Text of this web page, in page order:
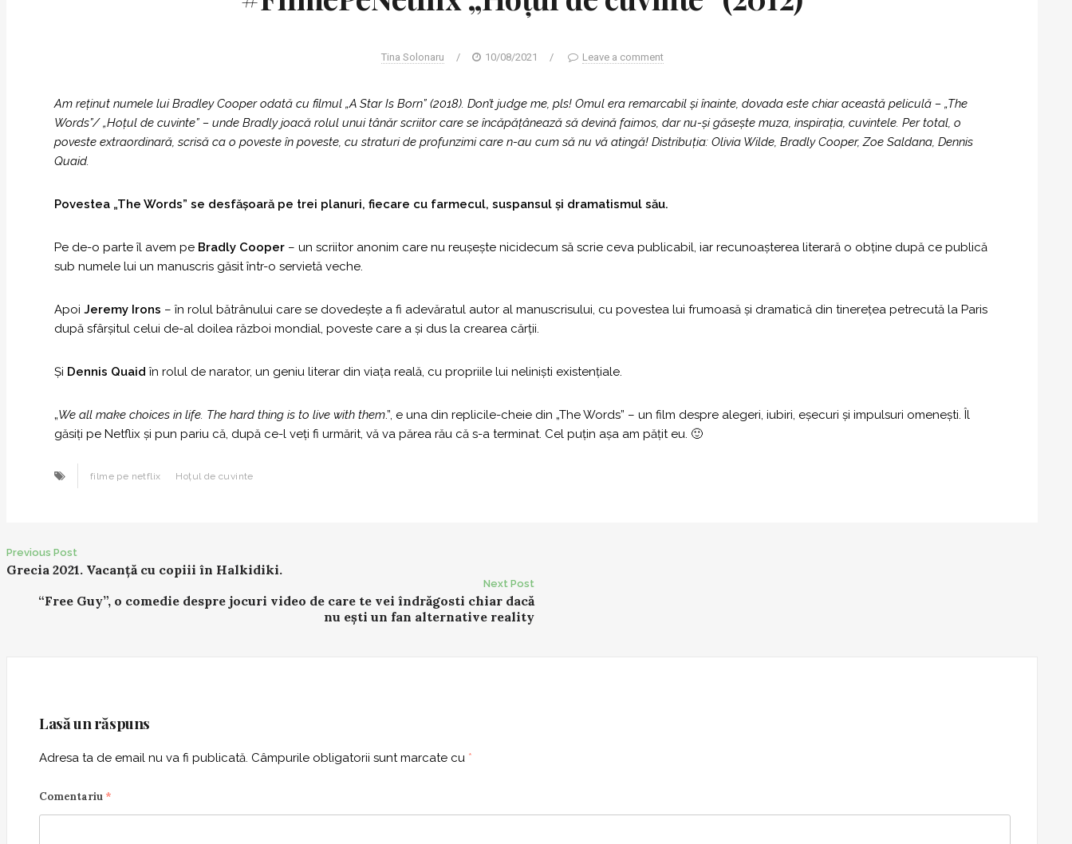
Tina Solonaru / 10/08/2021 / Leave a comment
Am reținut numele lui Bradley Cooper odată cu filmul „A Star Is Born” (2018). Don’t judge me, pls! Omul era remarcabil și înainte, dovada este chiar această peliculă – „The
Words”/ „Hoțul de cuvinte” – unde Bradly joacă rolul unui tânăr scriitor care se încăpățânează să devină faimos, dar nu-și găsește muza, inspirația, cuvintele. Per total, o
poveste extraordinară, scrisă ca o poveste în poveste, cu straturi de profunzimi care n-au cum să nu vă atingă! Distribuția: Olivia Wilde, Bradly Cooper, Zoe Saldana, Dennis
Quaid.
Povestea „The Words” se desfășoară pe trei planuri, fiecare cu farmecul, suspansul și dramatismul său.
Pe de-o parte îl avem pe Bradly Cooper – un scriitor anonim care nu reușește nicidecum să scrie ceva publicabil, iar recunoașterea literară o obține după ce publică
sub numele lui un manuscris găsit într-o servietă veche.
Apoi Jeremy Irons – în rolul bătrânului care se dovedește a fi adevăratul autor al manuscrisului, cu povestea lui frumoasă și dramatică din tinerețea petrecută la Paris
după sfârșitul celui de-al doilea război mondial, poveste care a și dus la crearea cărții.
Și Dennis Quaid în rolul de narator, un geniu literar din viața reală, cu propriile lui neliniști existențiale.
„We all make choices in life. The hard thing is to live with them.”, e una din replicile-cheie din „The Words” – un film despre alegeri, iubiri, eșecuri și impulsuri omenești. Îl
găsiți pe Netflix și pun pariu că, după ce-l veți fi urmărit, vă va părea rău că s-a terminat. Cel puțin așa am pățit eu. 🙂
filme pe netflix Hoțul de cuvinte
Post
navigation
Previous Post
Grecia 2021. Vacanță cu copiii în Halkidiki.
Next Post
“Free Guy”, o comedie despre jocuri video de care te vei îndrăgosti chiar dacă
nu ești un fan alternative reality
Lasă un răspuns
Adresa ta de email nu va fi publicată. Câmpurile obligatorii sunt marcate cu *
Comentariu *